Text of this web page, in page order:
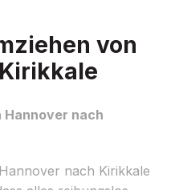
von
Hannover nach
nach Kirikkale